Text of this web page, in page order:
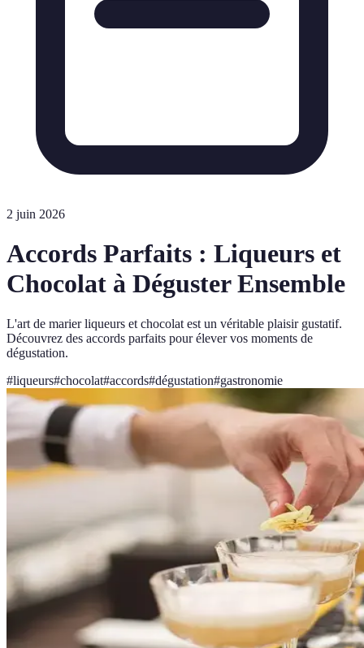
2 juin 2026
Accords Parfaits : Liqueurs et
Chocolat à Déguster Ensemble
L'art de marier liqueurs et chocolat est un véritable plaisir gustatif.
Découvrez des accords parfaits pour élever vos moments de
dégustation.
#liqueurs#chocolat#accords#dégustation#gastronomie